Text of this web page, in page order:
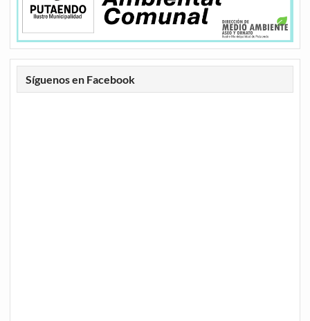
Síguenos en Facebook